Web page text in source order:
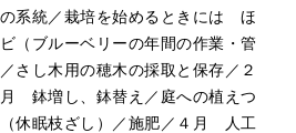
系統／栽培を始めるときには ほ
（ブルーベリーの年間の作業・管
さし木用の穂木の採取と保存／２
鉢増し、鉢替え／庭への植えつ
休眠枝ざし）／施肥／４月 人工